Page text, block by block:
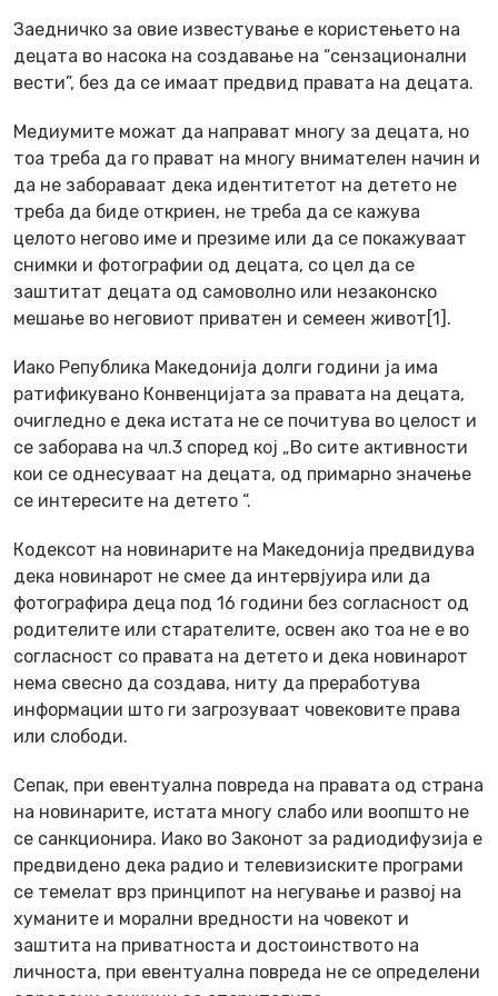
Заедничко за овие известување е користењето на
децата во насока на создавање на “сензационални
вести”, без да се имаат предвид правата на децата.
Медиумите можат да направат многу за децата, но
тоа треба да го прават на многу внимателен начин и
да не забораваат дека идентитетот на детето не
треба да биде откриен, не треба да се кажува
целото негово име и презиме или да се покажуваат
снимки и фотографии од децата, со цел да се
заштитат децата од самоволно или незаконско
мешање во неговиот приватен и семеен живот[1].
Иако Република Македонија долги години ја има
ратификувано Конвенцијата за правата на децата,
очигледно е дека истата не се почитува во целост и
се заборава на чл.3 според кој „Во сите активности
кои се однесуваат на децата, од примарно значење
се интересите на детето “.
Кодексот на новинарите на Македонија предвидува
дека новинарот не смее да интервјуира или да
фотографира деца под 16 години без согласност од
родителите или старателите, освен ако тоа не е во
согласност со правата на детето и дека новинарот
нема свесно да создава, ниту да преработува
информации што ги загрозуваат човековите права
или слободи.
Сепак, при евентуална повреда на правата од страна
на новинарите, истата многу слабо или воопшто не
се санкционира. Иако во Законот за радиодифузија е
предвидено дека радио и телевизиските програми
се темелат врз принципот на негување и развој на
хуманите и морални вредности на човекот и
заштита на приватноста и достоинството на
личноста, при евентуална повреда не се определени